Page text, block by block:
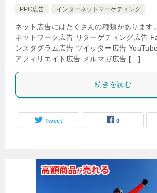
PPC広告
インターネットマーケティング
ネット広告にはたくさんの種類があります
ネットワーク広告 リターゲティング広告
ンスタグラム広告 ツイッター広告
アフィリエイト広告 メルマガ広告 […]
続きを読む
Tweet 0